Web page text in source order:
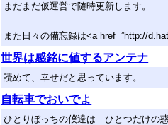
まだまだ仮運営で随時更新します。
また日々の備忘録は<a href=”http://
世界は感銘に値するアンテナ
読めて、幸せだと思っています。
自転車でおいでよ
ひとりぼっちの僕達は ひとつだけの